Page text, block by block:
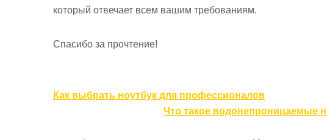
который отвечает всем вашим требованиям.
Спасибо за прочтение!
Навигация
Как выбрать ноутбук для профессионалов
Что такое водонепроницаемые